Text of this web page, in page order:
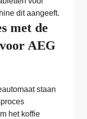
dit aangeeft.
met de
AEG
staan
het koffie